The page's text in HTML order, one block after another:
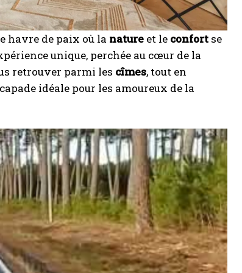
havre de paix où la nature et le confort se
unique, perchée au cœur de la
retrouver parmi les cîmes, tout en
idéale pour les amoureux de la